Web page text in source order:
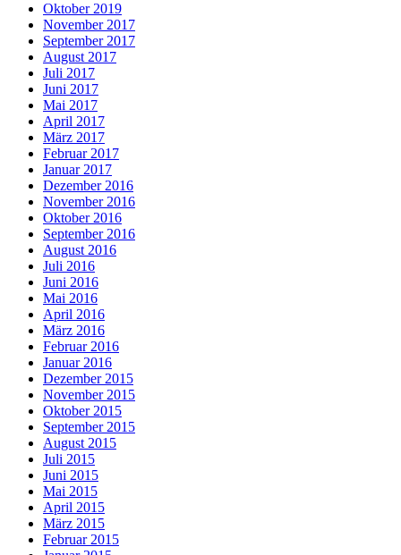
Oktober 2019
November 2017
September 2017
August 2017
Juli 2017
Juni 2017
Mai 2017
April 2017
März 2017
Februar 2017
Januar 2017
Dezember 2016
November 2016
Oktober 2016
September 2016
August 2016
Juli 2016
Juni 2016
Mai 2016
April 2016
März 2016
Februar 2016
Januar 2016
Dezember 2015
November 2015
Oktober 2015
September 2015
August 2015
Juli 2015
Juni 2015
Mai 2015
April 2015
März 2015
Februar 2015